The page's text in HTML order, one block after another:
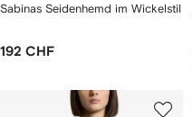
Sabinas Seidenhemd im Wickelstil
192 CHF